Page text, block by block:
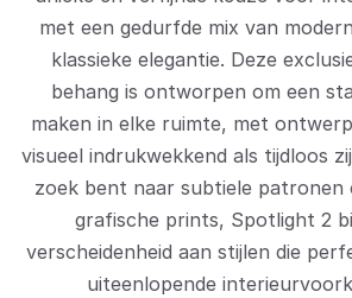
met een gedurfde mix van
klassieke elegantie. Deze
behang is ontworpen om een
maken in elke ruimte, met
visueel indrukwekkend als tijdloos
zoek bent naar subtiele patronen
grafische prints, Spotlight 2
verscheidenheid aan stijlen die
uiteenlopende